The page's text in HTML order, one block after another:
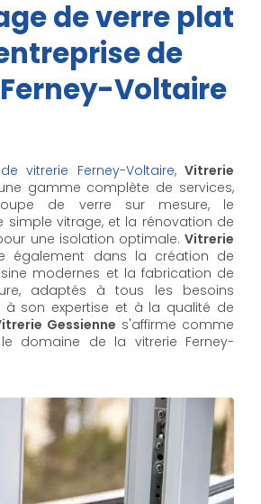
de verre plat
de
Voltaire
vitrerie Ferney-Voltaire,Vitrerie
gamme complète de services,
de verre sur mesure, le
simple vitrage, et la rénovation de
une isolation optimale. Vitrerie
également dans la création de
modernes et la fabrication de
adaptés à tous les besoins
à son expertise et à la qualité de
Gessienne s'affirme comme
domaine de la vitrerie Ferney-